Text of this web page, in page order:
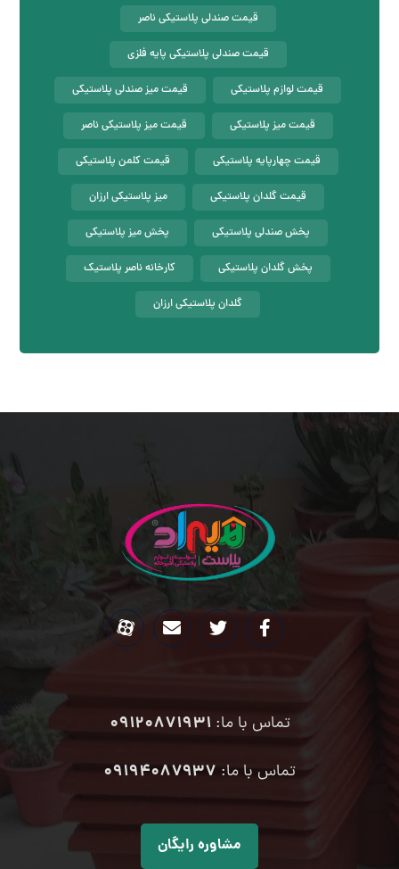
قیمت صندلی پلاستیکی ناصر
قیمت صندلی پلاستیکی پایه فلزی
قیمت لوازم پلاستیکی قیمت میز صندلی پلاستیکی
قیمت میز پلاستیکی قیمت میز پلاستیکی ناصر
قیمت چهارپایه پلاستیکی قیمت کلمن پلاستیکی
قیمت گلدان پلاستیکی میز پلاستیکی ارزان
پخش صندلی پلاستیکی پخش میز پلاستیکی
پخش گلدان پلاستیکی کارخانه ناصر پلاستیک
گلدان پلاستیکی ارزان
تماس با ما:09120871931
تماس با ما: ۰۹۱۹۴۰۸۷۹۳۷
مشاوره رایگان